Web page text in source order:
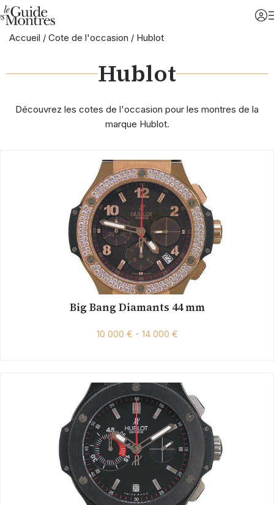
Accueil / Cote de l'occasion / Hublot
Hublot
Découvrez les cotes de l'occasion pour les montres de la
marque Hublot.
Big Bang Diamants 44 mm
10 000 € - 14 000 €